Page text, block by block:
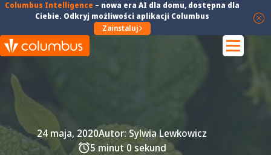
Columbus Intelligence – nowa era AI dla domu, dostępna dla
Ciebie. Odkryj możliwości aplikacji Columbus
Zainstaluj
24 maja, 2020Autor: Sylwia Lewkowicz
5 minut 0 sekund